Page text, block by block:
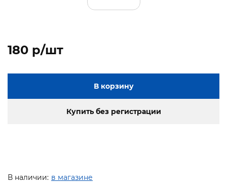
180 p/шт
В корзину
Купить без регистрации
В наличии: в магазине